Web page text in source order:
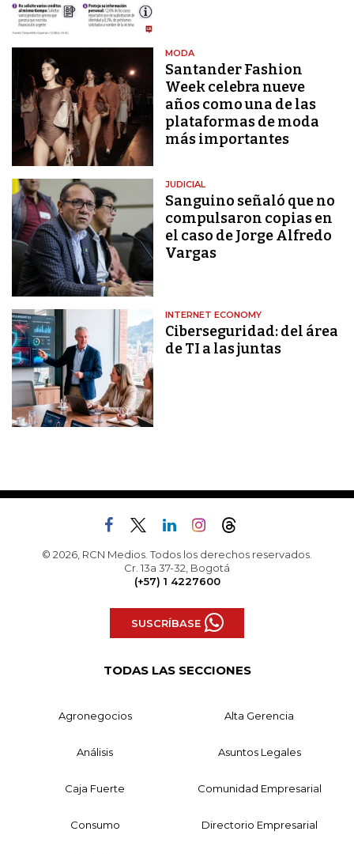
MODA
Santander Fashion
Week celebra nueve
años como una de las
plataformas de moda
más importantes
JUDICIAL
Sanguino señaló que no
compulsaron copias en
el caso de Jorge Alfredo
Vargas
INTERNET ECONOMY
Ciberseguridad: del área
de TI a las juntas
© 2026, RCN Medios. Todos los derechos reservados.
Cr. 13a 37-32, Bogotá
(+57) 1 4227600
SUSCRÍBASE
TODAS LAS SECCIONES
Agronegocios Alta Gerencia
Análisis Asuntos Legales
Caja Fuerte Comunidad Empresarial
Consumo Directorio Empresarial